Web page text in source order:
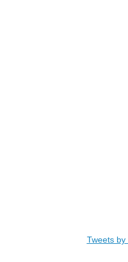
Tweets by